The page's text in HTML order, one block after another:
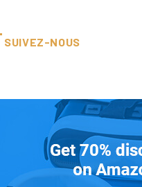
SUIVEZ-NOUS